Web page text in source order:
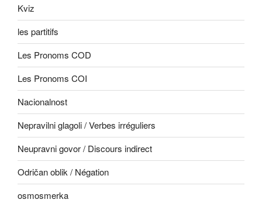
Kviz
les partitifs
Les Pronoms COD
Les Pronoms COI
Nacionalnost
Nepravilni glagoli / Verbes irréguliers
Neupravni govor / Discours indirect
Odričan oblik / Négation
osmosmerka